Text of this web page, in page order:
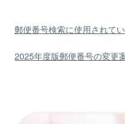
郵便番号検索に使用されて
2025年度版郵便番号の変更